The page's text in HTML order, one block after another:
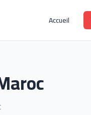
Accueil